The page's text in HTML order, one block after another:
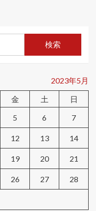
検索
2023年5月
金 土
日
5 6 7
12 13 14
19 20 21
26 27 28